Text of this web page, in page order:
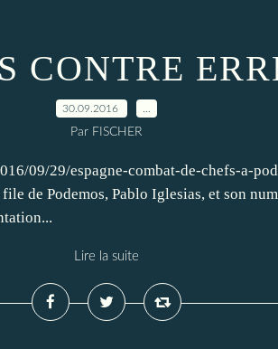
CONTRE
30.09.2016
Par FISCHER
09/29/espagne-combat-de-chefs-a-
de Podemos, Pablo Iglesias, et son
Lire la suite